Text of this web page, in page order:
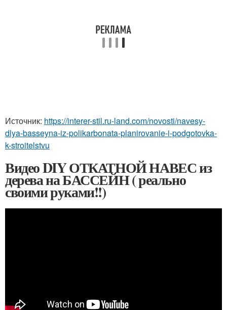
Источник: https://interer-stil.ru-land.com/novosti/navesy-
dlya-basseyna-iz-polikarbonata-planirovanie-i-podgotovka-
k-stroitelstvu
Видео DIY ОТКАТНОЙ НАВЕС из
дерева на БАССЕЙН ( реально
своими руками!!)